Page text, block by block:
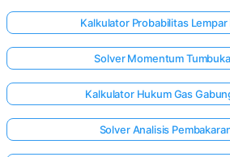
Kalkulator Probabilitas Lempar
Solver Momentum
Kalkulator Hukum Gas
Solver Analisis